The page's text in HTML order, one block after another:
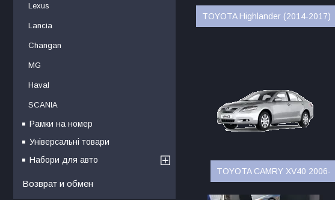
TOYOTA Highlander (2014-2017)
TOYOTA CAMRY XV40 2006-
Lexus
Lancia
Changan
MG
Haval
SCANIA
Рамки на номер
Універсальні товари
Набори для авто
Возврат и обмен